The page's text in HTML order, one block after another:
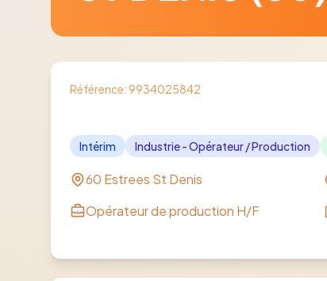
Référence: 9934025842
Intérim Industrie - Opérateur / Production
60 Estrees St Denis
Opérateur de production H/F